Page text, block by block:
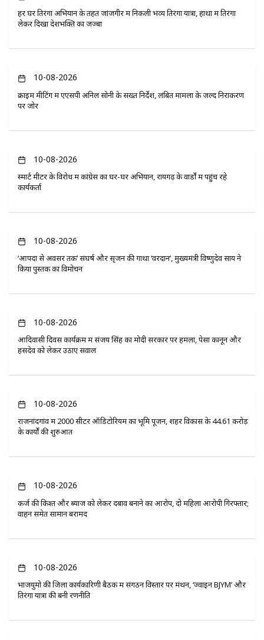
हर घर तिरंगा अभियान के तहत जांजगीर में निकली भव्य तिरंगा यात्रा, हाथों में तिरंगा
लेकर दिखा देशभक्ति का जज्बा
10-08-2026
क्राइम मीटिंग में एएसपी अनिल सोनी के सख्त निर्देश, लंबित मामलों के जल्द निराकरण
पर जोर
10-08-2026
स्मार्ट मीटर के विरोध में कांग्रेस का घर-घर अभियान, रायगढ़ के वार्डों में पहुंच रहे
कार्यकर्ता
10-08-2026
‘आपदा से अवसर तक’ संघर्ष और सृजन की गाथा ‘वरदान’, मुख्यमंत्री विष्णुदेव साय ने
किया पुस्तक का विमोचन
10-08-2026
आदिवासी दिवस कार्यक्रम में संजय सिंह का मोदी सरकार पर हमला, पेसा कानून और
हसदेव को लेकर उठाए सवाल
10-08-2026
राजनांदगांव में 2000 सीटर ऑडिटोरियम का भूमि पूजन, शहर विकास के 44.61 करोड़
के कार्यों की शुरुआत
10-08-2026
कर्ज की किश्त और ब्याज को लेकर दबाव बनाने का आरोप, दो महिला आरोपी गिरफ्तार;
वाहन समेत सामान बरामद
10-08-2026
भाजयुमो की जिला कार्यकारिणी बैठक में संगठन विस्तार पर मंथन, ‘ज्वाइन BJYM’ और
तिरंगा यात्रा की बनी रणनीति